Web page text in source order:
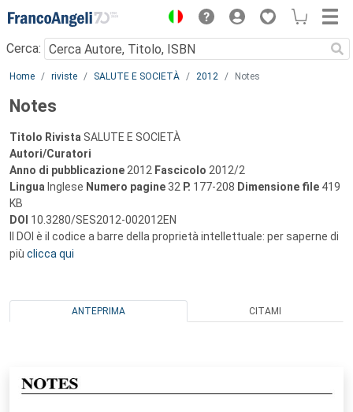
Menu
Cerca:
Main content
Home riviste SALUTE E SOCIETÀ 2012 Notes
Notes
Titolo Rivista SALUTE E SOCIETÀ
Autori/Curatori
Anno di pubblicazione 2012 Fascicolo 2012/2
Lingua Inglese Numero pagine 32 P. 177-208 Dimensione file 419
KB
DOI 10.3280/SES2012-002012EN
Il DOI è il codice a barre della proprietà intellettuale: per saperne di
più clicca qui
ANTEPRIMA CITAMI